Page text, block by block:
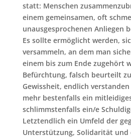
statt: Menschen
einem gemeinsamen, oft
unausgesprochenen Anliegen
Es sollte ermöglicht werden,
versammeln, an dem man
einem bis zum Ende zugehört
Befürchtung, falsch beurteilt
Gewissheit, endlich
mehr bestenfalls ein
schlimmstenfalls ein/e
Letztendlich ein Umfeld der
Unterstützung, Solidarität und